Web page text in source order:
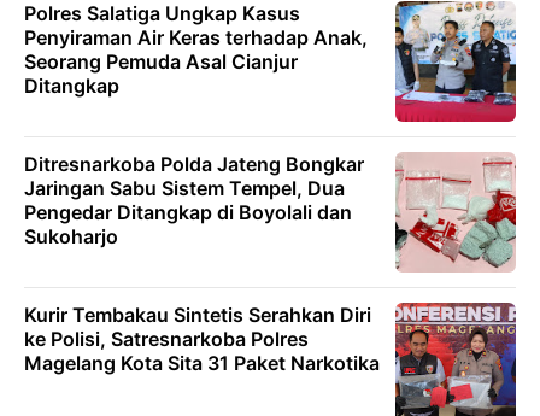
Polres Salatiga Ungkap Kasus
Penyiraman Air Keras terhadap Anak,
Seorang Pemuda Asal Cianjur
Ditangkap
Ditresnarkoba Polda Jateng Bongkar
Jaringan Sabu Sistem Tempel, Dua
Pengedar Ditangkap di Boyolali dan
Sukoharjo
Kurir Tembakau Sintetis Serahkan Diri
ke Polisi, Satresnarkoba Polres
Magelang Kota Sita 31 Paket Narkotika